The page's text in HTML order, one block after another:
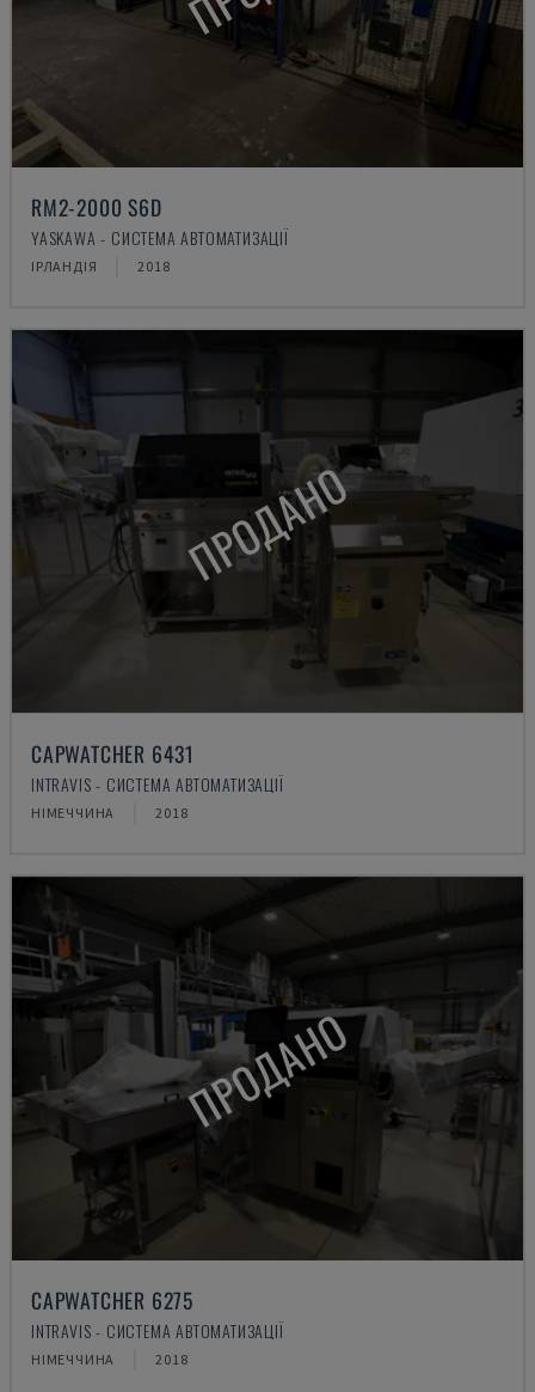
RM2-2000 S6D
YASKAWA - СИСТЕМА АВТОМАТИЗАЦІЇ
ІРЛАНДІЯ 2018
ПРОДАНО
CAPWATCHER 6431
INTRAVIS - СИСТЕМА АВТОМАТИЗАЦІЇ
НІМЕЧЧИНА 2018
ПРОДАНО
CAPWATCHER 6275
INTRAVIS - СИСТЕМА АВТОМАТИЗАЦІЇ
НІМЕЧЧИНА 2018